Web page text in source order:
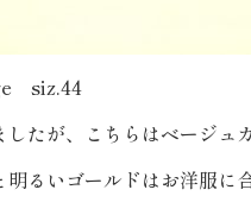
siz.44
たが、こちらはベージュ
るいゴールドはお洋服に